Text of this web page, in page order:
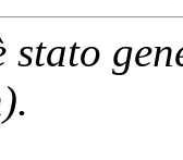
stato